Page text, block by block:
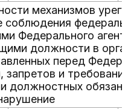
механизмов
соблюдения
Федерального
должности в
перед
запретов и
должностных